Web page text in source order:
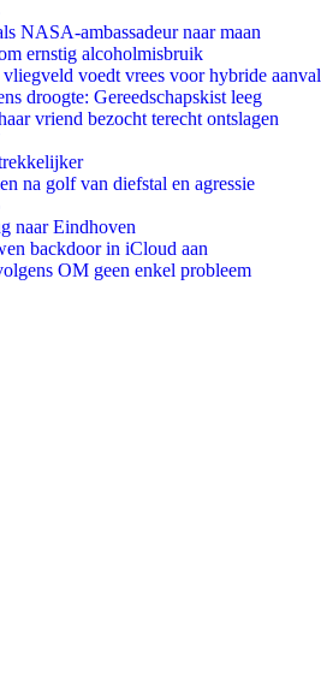
NASA-ambassadeur naar maan
ernstig alcoholmisbruik
voedt vrees voor hybride aanval
droogte: Gereedschapskist leeg
vriend bezocht terecht ontslagen
na golf van diefstal en agressie
naar Eindhoven
backdoor in iCloud aan
OM geen enkel probleem